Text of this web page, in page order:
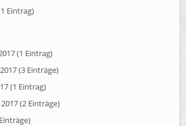
Eintrag)
(1 Eintrag)
(3 Einträge)
(1 Eintrag)
(2 Einträge)